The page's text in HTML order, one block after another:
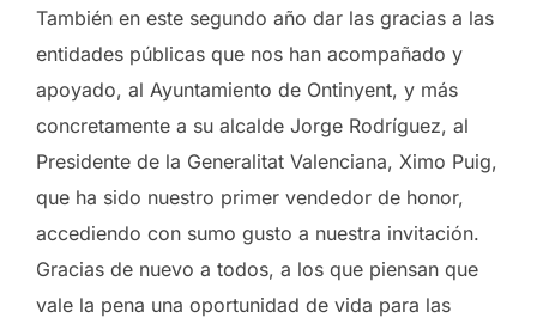
También en este segundo año dar las gracias a las
entidades públicas que nos han acompañado y
apoyado, al Ayuntamiento de Ontinyent, y más
concretamente a su alcalde Jorge Rodríguez, al
Presidente de la Generalitat Valenciana, Ximo Puig,
que ha sido nuestro primer vendedor de honor,
accediendo con sumo gusto a nuestra invitación.
Gracias de nuevo a todos, a los que piensan que
vale la pena una oportunidad de vida para las